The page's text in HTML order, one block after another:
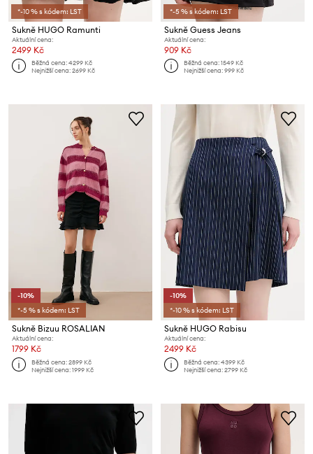
*-10 % s kódem: LST
Sukně HUGO Ramunti
Aktuální cena:
2499 Kč
Běžná cena:4299 Kč
Nejnižší cena:2699 Kč
*-5 % s kódem: LST
Sukně Guess Jeans
Aktuální cena:
909 Kč
Běžná cena:1549 Kč
Nejnižší cena:999 Kč
-10%
*-5 % s kódem: LST
Sukně Bizuu ROSALIAN
Aktuální cena:
1799 Kč
Běžná cena:2899 Kč
Nejnižší cena:1999 Kč
-10%
*-10 % s kódem: LST
Sukně HUGO Rabisu
Aktuální cena:
2499 Kč
Běžná cena:4399 Kč
Nejnižší cena:2799 Kč